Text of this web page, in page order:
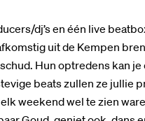
dj’s en één live
uit de Kempen
Hun optredens kan
beats zullen ze jullie
weekend wel te zien